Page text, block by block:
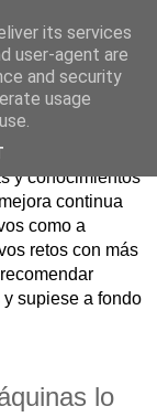
de libros
y conocimientos
continua
como a
retos con más
supiese a fondo
lo
its services
user-agent are
and security
usage